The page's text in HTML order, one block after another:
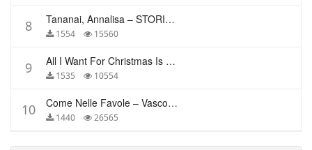
8 Tananai, Annalisa – STORIE BREVI
1554 15560
9 All I Want For Christmas Is You – Mariah Carey
1535 10554
10 Come Nelle Favole – Vasco Rossi
1440 26565